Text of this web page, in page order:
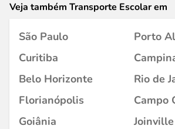
Veja também Transporte Escolar em
São Paulo
Porto
Curitiba
Belo Horizonte
Rio de
Florianópolis
Campo
Goiânia
Joinville